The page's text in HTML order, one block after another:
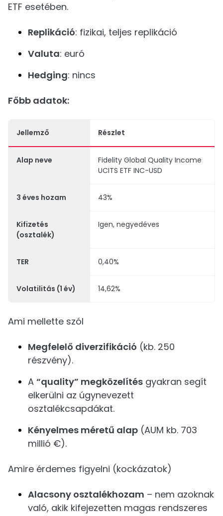
ETF esetében.
Replikáció: fizikai, teljes replikáció
Valuta: euró
Hedging: nincs
Főbb adatok:
Jellemző Részlet
Alap neve
Fidelity Global Quality Income
UCITS ETF INC-USD
3 éves hozam 43%
Kifizetés
(osztalék)
Igen, negyedéves
TER 0,40%
Volatilitás (1 év) 14,62%
Ami mellette szól
Megfelelő diverzifikáció (kb. 250
részvény).
A “quality” megközelítés gyakran segít
elkerülni az úgynevezett
osztalékcsapdákat.
Kényelmes méretű alap (AUM kb. 703
millió €).
Amire érdemes figyelni (kockázatok)
Alacsony osztalékhozam – nem azoknak
való, akik kifejezetten magas rendszeres